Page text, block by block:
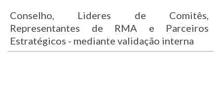
Conselho, Lideres de Comitês,
Representantes de RMA e Parceiros
Estratégicos - mediante validação interna